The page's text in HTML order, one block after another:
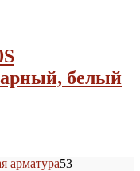
белый
арматура5353